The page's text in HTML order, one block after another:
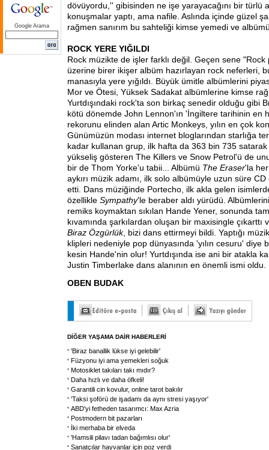
Google Arama
dövüyordu,'' gibisinden ne işe yarayacağını bir türlü
konuşmalar yaptı, ama nafile. Aslında içinde güzel
rağmen sanırım bu sahteliği kimse yemedi ve
ROCK YERE YIĞILDI
Rock müzikte de işler farklı değil. Geçen sene "Rock
üzerine birer ikişer albüm hazırlayan rock neferleri,
manasıyla yere yığıldı. Büyük ümitle albümlerini
Mor ve Ötesi, Yüksek Sadakat albümlerine kimse
Yurtdışındaki rock'ta son birkaç senedir olduğu gibi
kötü dönemde John Lennon'ın 'İngiltere tarihinin en
rekorunu elinden alan Artic Monkeys, yılın en çok
Günümüzün modası internet bloglarından starlığa
kadar kullanan grup, ilk hafta da 363 bin 735 satarak
yükseliş gösteren The Killers ve Snow Petrol'ü de
bir de Thom Yorke'u tabii... Albümü The Eraser'la
aykırı müzik adamı, ilk solo albümüyle uzun süre CD
etti. Dans müziğinde Portecho, ilk akla gelen
özellikle Sympathy'le beraber aldı yürüdü.
remiks koymaktan sıkılan Hande Yener, sonunda
kıvamında şarkılardan oluşan bir maxisingle çıkarttı
Biraz Özgürlük, bizi dans ettirmeyi bildi. Yaptığı
klipleri nedeniyle pop dünyasında 'yılın cesuru' diye
kesin Hande'nin olur! Yurtdışında ise ani bir atakla
Justin Timberlake dans alanının en önemli ismi oldu.
OBEN BUDAK
DİĞER YAŞAMA DAİR HABERLERİ
'Biraz banallik lükse iyi gelebilir'
Füzyonu iyi ama yemekleri soğuk
Motosiklet takıları takı mıdır?
Daha hızlı ve daha öfkeli!
Garantili cin kovulur, online tarot bakılır
'Taksi şoförü de işadamı da aynı stresi yaşıyor'
ABD'yi fetheden tasarımcı: Max Azria
Postmodern bit pazarları
İki merhaba bir elveda
'Hamsili pilavı tadan bağımlısı olur'
Sanatçılar hayvanlar için poz verdi